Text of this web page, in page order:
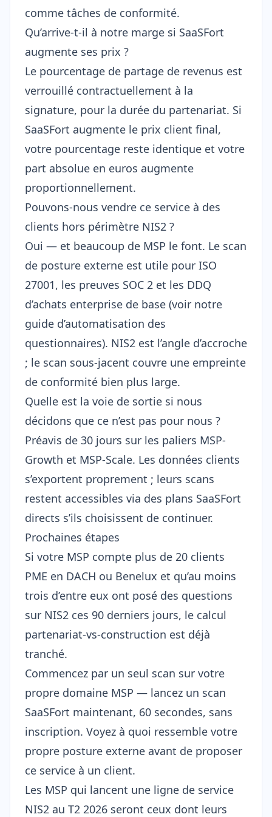
comme tâches de conformité.
Qu’arrive-t-il à notre marge si SaaSFort
augmente ses prix ?
Le pourcentage de partage de revenus est
verrouillé contractuellement à la
signature, pour la durée du partenariat. Si
SaaSFort augmente le prix client final,
votre pourcentage reste identique et votre
part absolue en euros augmente
proportionnellement.
Pouvons-nous vendre ce service à des
clients hors périmètre NIS2 ?
Oui — et beaucoup de MSP le font. Le scan
de posture externe est utile pour ISO
27001, les preuves SOC 2 et les DDQ
d’achats enterprise de base (voir notre
guide d’automatisation des
questionnaires). NIS2 est l’angle d’accroche
; le scan sous-jacent couvre une empreinte
de conformité bien plus large.
Quelle est la voie de sortie si nous
décidons que ce n’est pas pour nous ?
Préavis de 30 jours sur les paliers MSP-
Growth et MSP-Scale. Les données clients
s’exportent proprement ; leurs scans
restent accessibles via des plans SaaSFort
directs s’ils choisissent de continuer.
Prochaines étapes
Si votre MSP compte plus de 20 clients
PME en DACH ou Benelux et qu’au moins
trois d’entre eux ont posé des questions
sur NIS2 ces 90 derniers jours, le calcul
partenariat-vs-construction est déjà
tranché.
Commencez par un seul scan sur votre
propre domaine MSP — lancez un scan
SaaSFort maintenant, 60 secondes, sans
inscription. Voyez à quoi ressemble votre
propre posture externe avant de proposer
ce service à un client.
Les MSP qui lancent une ligne de service
NIS2 au T2 2026 seront ceux dont leurs